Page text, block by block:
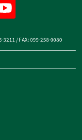
3211 / FAX: 099-258-0080